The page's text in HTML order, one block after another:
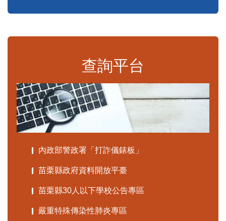
查詢平台
內政部警政署「打詐儀錶板」
苗栗縣政府資料開放平臺
苗栗縣30人以下學校公告專區
嚴重特殊傳染性肺炎專區